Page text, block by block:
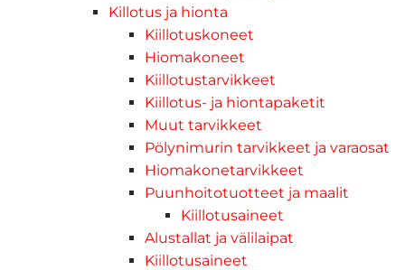
Killotus ja hionta
Kiillotuskoneet
Hiomakoneet
Kiillotustarvikkeet
Kiillotus- ja hiontapaketit
Muut tarvikkeet
Pölynimurin tarvikkeet ja varaosat
Hiomakonetarvikkeet
Puunhoitotuotteet ja maalit
Kiillotusaineet
Alustallat ja välilaipat
Kiillotusaineet